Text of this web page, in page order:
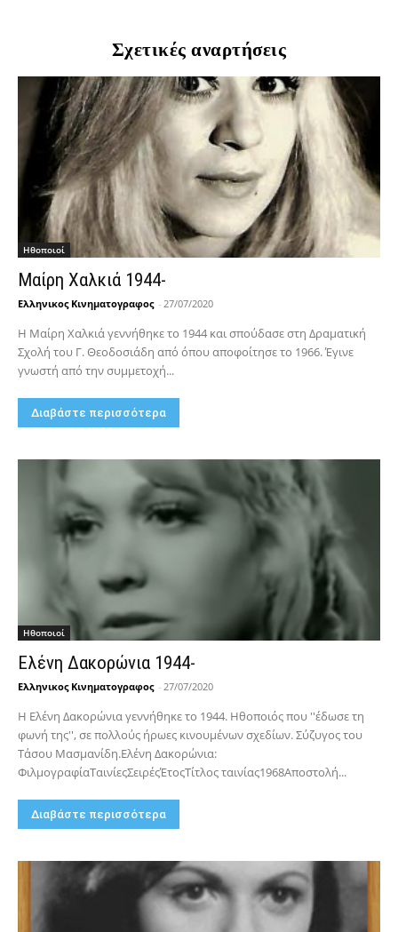
Σχετικές αναρτήσεις
Hθοποιοί
Μαίρη Χαλκιά 1944-
Ελληνικος Κινηματογραφος - 27/07/2020
Η Μαίρη Χαλκιά γεννήθηκε το 1944 και σπούδασε στη Δραματική
Σχολή του Γ. Θεοδοσιάδη από όπου αποφοίτησε το 1966. Έγινε
γνωστή από την συμμετοχή...
Διαβάστε περισσότερα
Hθοποιοί
Ελένη Δακορώνια 1944-
Ελληνικος Κινηματογραφος - 27/07/2020
Η Ελένη Δακορώνια γεννήθηκε το 1944. Ηθοποιός που ''έδωσε τη
φωνή της'', σε πολλούς ήρωες κινουμένων σχεδίων. Σύζυγος του
Τάσου Μασμανίδη.Ελένη Δακορώνια:
ΦιλμογραφίαΤαινίεςΣειρέςΈτοςΤίτλος ταινίας1968Αποστολή...
Διαβάστε περισσότερα